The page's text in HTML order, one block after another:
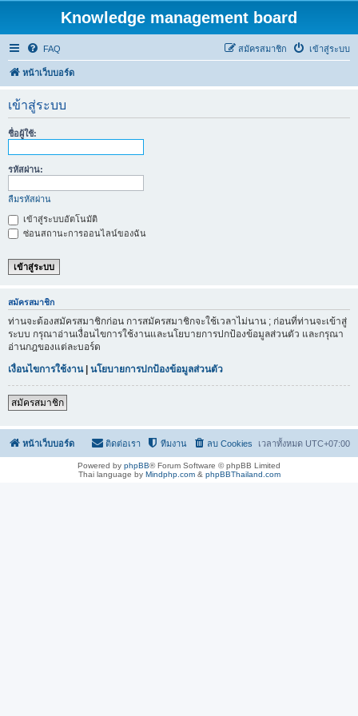
Knowledge management board
FAQ เข้าสู่ระบบ
สมัครสมาชิก
หน้าเว็บบอร์ด
เข้าสู่ระบบ
ชื่อผู้ใช้:
รหัสผ่าน:
ลืมรหัสผ่าน
เข้าสู่ระบบอัตโนมัติ
ซ่อนสถานะการออนไลน์ของฉัน
สมัครสมาชิก
ท่านจะต้องสมัครสมาชิกก่อน การสมัครสมาชิกจะใช้เวลาไม่นาน ; ก่อนที่ท่านจะเข้าสู่
ระบบ กรุณาอ่านเงื่อนไขการใช้งานและนโยบายการปกป้องข้อมูลส่วนตัว และกรุณา
อ่านกฎของแต่ละบอร์ด
เงื่อนไขการใช้งาน| นโยบายการปกป้องข้อมูลส่วนตัว
สมัครสมาชิก
หน้าเว็บบอร์ด เวลาทั้งหมด UTC+07:00
ลบ Cookies
ทีมงาน
ติดต่อเรา
Powered by phpBB® Forum Software © phpBB Limited
Thai language by Mindphp.com& phpBBThailand.com